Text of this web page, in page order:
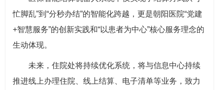
忙脚乱”到“分秒办结”的智能化跨越，更是朝阳医院“党建
+智慧服务”的创新实践和“以患者为中心”核心服务理念的
生动体现。
未来，住院处将持续优化系统，将与信息中心持续
推进线上办理住院、线上结算、电子清单等业务，致力